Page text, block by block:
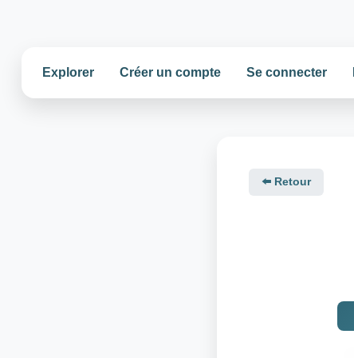
Explorer Créer un compte Se connecter
⬅️ Retour